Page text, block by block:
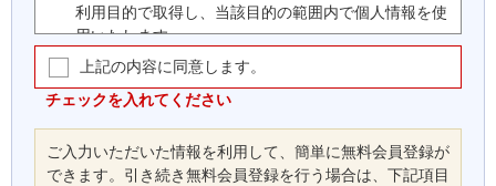
利用目的で取得し、当該目的の範囲内で個人情報を使
用いたします。
(1)
お客様の会員登録、ご注文・支払いの処理、商
品の配送、取引履歴管理、当社ウェブサイト・
の提供、維持、保護及び改善のため
(2)
お客様に対する、郵送、ファクシミリまたは電
上記の内容に同意します。
チェックを入れてください
ご入力いただいた情報を利用して、簡単に無料会員登録が
できます。引き続き無料会員登録を行う場合は、下記項目